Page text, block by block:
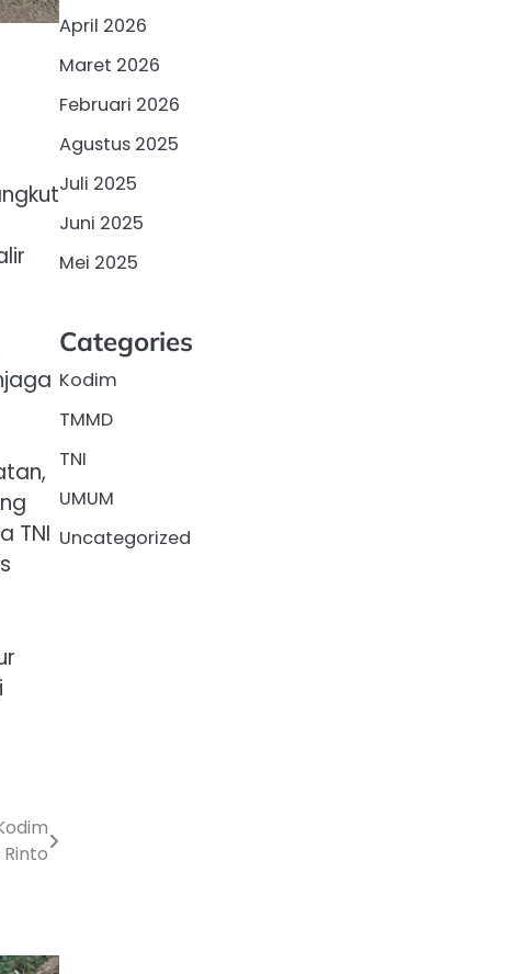
TNI
April 2026
Maret 2026
Februari 2026
Agustus 2025
Juli 2025
Juni 2025
Mei 2025
Categories
Kodim
TMMD
TNI
UMUM
Uncategorized